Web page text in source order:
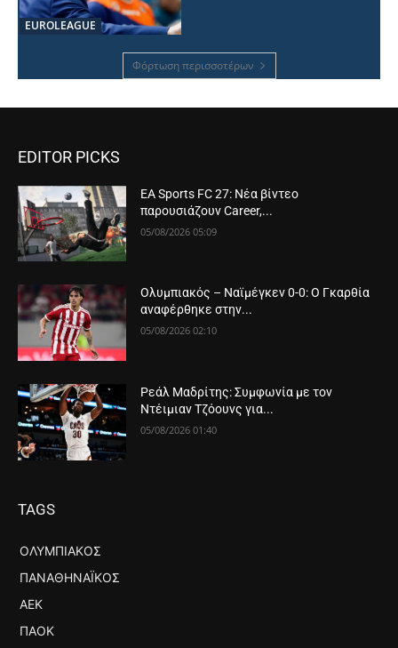
EUROLEAGUE
Φόρτωση περισσοτέρων
EDITOR PICKS
EA Sports FC 27: Νέα βίντεο
παρουσιάζουν Career,...
05/08/2026 05:09
Ολυμπιακός – Ναϊμέγκεν 0-0: Ο Γκαρθία
αναφέρθηκε στην...
05/08/2026 02:10
Ρεάλ Μαδρίτης: Συμφωνία με τον
Ντέιμιαν Τζόουνς για...
05/08/2026 01:40
TAGS
ΟΛΥΜΠΙΑΚΌΣ
ΠΑΝΑΘΗΝΑΪΚΌΣ
ΑΕΚ
ΠΑΟΚ